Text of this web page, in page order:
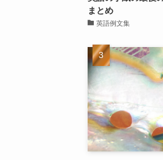
まとめ
英語例文集